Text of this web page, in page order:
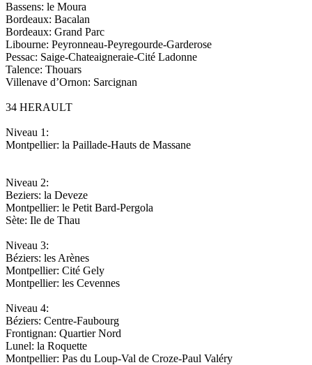
Bassens: le Moura
Bordeaux: Bacalan
Bordeaux: Grand Parc
Libourne: Peyronneau-Peyregourde-Garderose
Pessac: Saige-Chateaigneraie-Cité Ladonne
Talence: Thouars
Villenave d’Ornon: Sarcignan
34 HERAULT
Niveau 1:
Montpellier: la Paillade-Hauts de Massane
Niveau 2:
Beziers: la Deveze
Montpellier: le Petit Bard-Pergola
Sète: Ile de Thau
Niveau 3:
Béziers: les Arènes
Montpellier: Cité Gely
Montpellier: les Cevennes
Niveau 4:
Béziers: Centre-Faubourg
Frontignan: Quartier Nord
Lunel: la Roquette
Montpellier: Pas du Loup-Val de Croze-Paul Valéry